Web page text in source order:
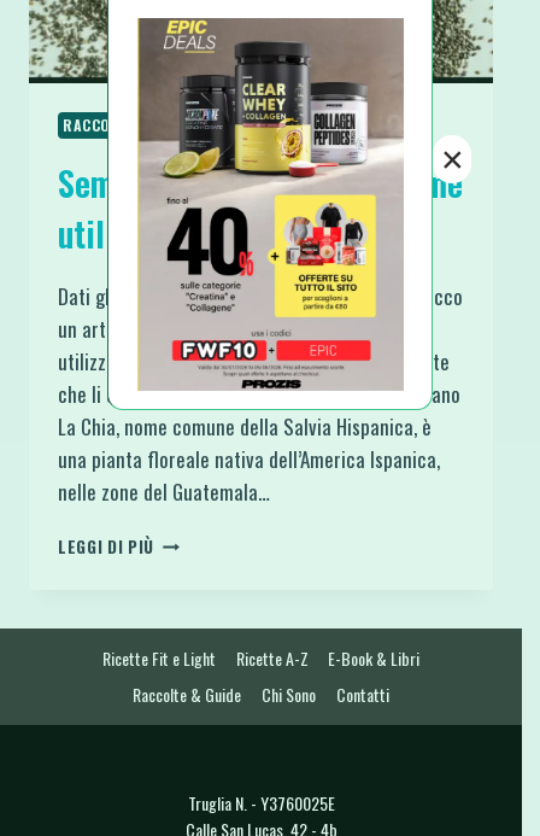
RACCOLTE & GUIDE
Semi di Chia: cosa sono, come
utilizzarli e perché.
Dati gli esperimenti in cucina di questi giorni, ecco
un articolo sui Semi di Chia: perché e come
utilizzarli. Alla fine troverete i link a tante ricette
che li contengono. Cosa sono e da dove arrivano
La Chia, nome comune della Salvia Hispanica, è
una pianta floreale nativa dell’America Ispanica,
nelle zone del Guatemala…
LEGGI DI PIÙ SEMI
COME
UTILIZZARLI
Ricette Fit e Light Ricette A-Z
E-Book & Libri
Raccolte & Guide
Chi Sono Contatti
Truglia N. - Y3760025E
Calle San Lucas, 42 - 4b
×